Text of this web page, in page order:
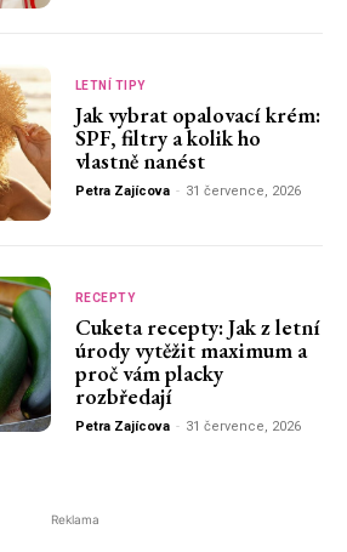
LETNÍ TIPY
Jak vybrat opalovací krém:
SPF, filtry a kolik ho
vlastně nanést
Petra Zajícova - 31 července, 2026
RECEPTY
Cuketa recepty: Jak z letní
úrody vytěžit maximum a
proč vám placky
rozbředají
Petra Zajícova - 31 července, 2026
Reklama